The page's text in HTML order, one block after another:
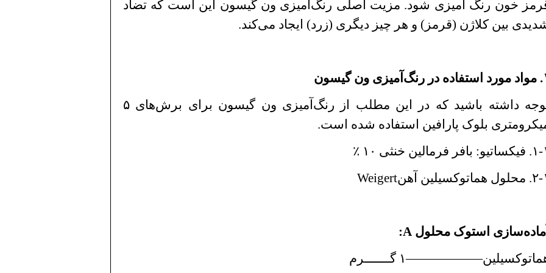
خون رنگ آمیزی شود. مزیت اصلی رنگ‌آمیزی ون گیسون این است که تضاد
بین کلاژن (قرمز) و هر چیز دیگری (زرد) ایجاد می‌کند.
ون‌ گیسون
توجه داشته باشید که در این مطلب از رنگ‌آمیزی ون گیسون برای برش‌های ۵
بلوک پارافین‌ استفاده شده است.
بافر فرمالین خنثی ۱۰
٪
هماتوکسیلین آهن
Weigert
استوک محلول A
:
——————۱ گـــــــرم